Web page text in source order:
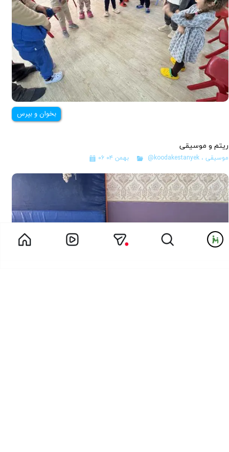
بخوان و بپرس
ریتم و موسیقی
۰۶ بهمن ۰۴ @koodakestanyek، موسیقی